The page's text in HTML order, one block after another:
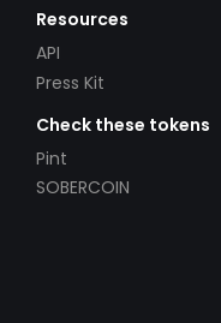
Resources
API
Press Kit
Check these tokens
Pint
SOBERCOIN